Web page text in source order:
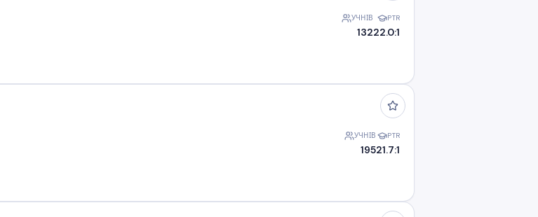
УЧНІВ
132
PTR
22.0:1
УЧНІВ
195
PTR
21.7:1